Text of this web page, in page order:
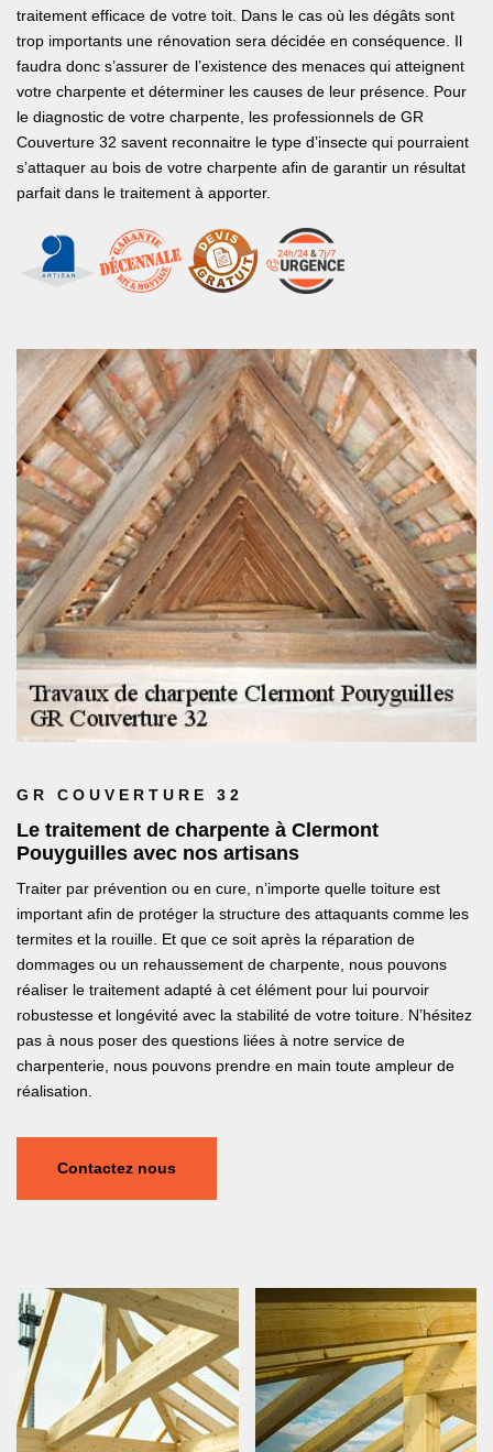
traitement efficace de votre toit. Dans le cas où les dégâts sont
trop importants une rénovation sera décidée en conséquence. Il
faudra donc s’assurer de l’existence des menaces qui atteignent
votre charpente et déterminer les causes de leur présence. Pour
le diagnostic de votre charpente, les professionnels de GR
Couverture 32 savent reconnaitre le type d’insecte qui pourraient
s’attaquer au bois de votre charpente afin de garantir un résultat
parfait dans le traitement à apporter.
GR COUVERTURE 32
Le traitement de charpente à Clermont
Pouyguilles avec nos artisans
Traiter par prévention ou en cure, n’importe quelle toiture est
important afin de protéger la structure des attaquants comme les
termites et la rouille. Et que ce soit après la réparation de
dommages ou un rehaussement de charpente, nous pouvons
réaliser le traitement adapté à cet élément pour lui pourvoir
robustesse et longévité avec la stabilité de votre toiture. N’hésitez
pas à nous poser des questions liées à notre service de
charpenterie, nous pouvons prendre en main toute ampleur de
réalisation.
Contactez nous